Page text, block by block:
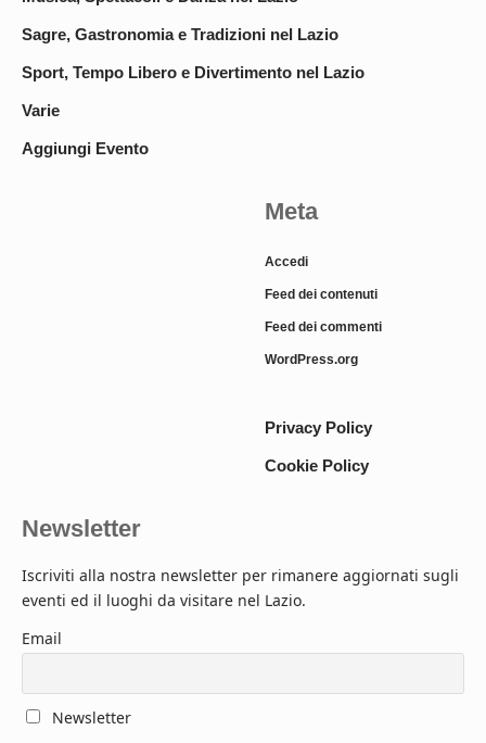
Sagre, Gastronomia e Tradizioni nel Lazio
Sport, Tempo Libero e Divertimento nel Lazio
Varie
Aggiungi Evento
Meta
Accedi
Feed dei contenuti
Feed dei commenti
WordPress.org
Privacy Policy
Cookie Policy
Newsletter
Iscriviti alla nostra newsletter per rimanere aggiornati sugli
eventi ed il luoghi da visitare nel Lazio.
Email
Newsletter